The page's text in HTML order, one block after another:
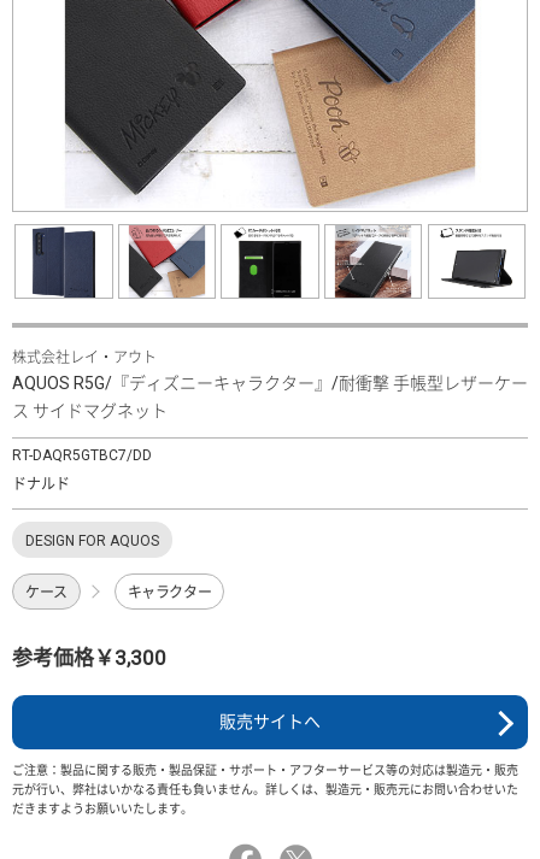
株式会社レイ・アウト
AQUOS R5G/『ディズニーキャラクター』/耐衝撃 手帳型レザーケー
ス サイドマグネット
RT-DAQR5GTBC7/DD
ドナルド
DESIGN FOR AQUOS
ケース キャラクター
参考価格￥3,300
販売サイトへ
ご注意：製品に関する販売・製品保証・サポート・アフターサービス等の対応は製造元・販売
元が行い、弊社はいかなる責任も負いません。詳しくは、製造元・販売元にお問い合わせいた
だきますようお願いいたします。